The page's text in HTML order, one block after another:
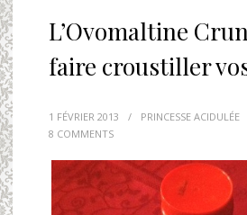
L’Ovomaltine
faire croustiller
1 FÉVRIER 2013 / PRINCESSE ACIDULÉE
8 COMMENTS